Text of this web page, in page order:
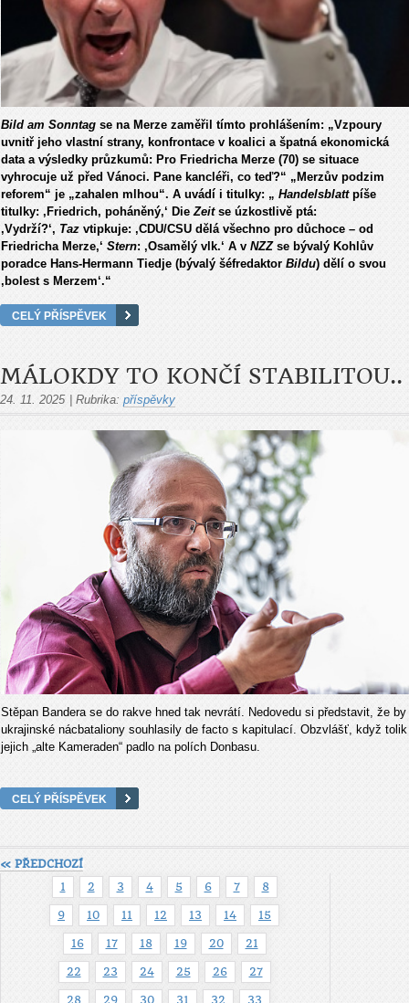
Bild am Sonntag se na Merze zaměřil tímto prohlášením: „Vzpoury
uvnitř jeho vlastní strany, konfrontace v koalici a špatná ekonomická
data a výsledky průzkumů: Pro Friedricha Merze (70) se situace
vyhrocuje už před Vánoci. Pane kancléři, co teď?“ „Merzův podzim
reforem“ je „zahalen mlhou“. A uvádí i titulky: „ Handelsblattpíše
titulky: ‚Friedrich, poháněný,‘ Die Zeitse úzkostlivě ptá:
‚Vydrží?‘, Taz vtipkuje: ‚CDU/CSU dělá všechno pro důchoce – od
Friedricha Merze,‘ Stern: ‚Osamělý vlk.‘ A v NZZse bývalý Kohlův
poradce Hans-Hermann Tiedje (bývalý šéfredaktor Bildu) dělí o svou
‚bolest s Merzem‘.“
CELÝ PŘÍSPĚVEK
MÁLOKDY TO KONČÍ STABILITOU..
24. 11. 2025 | Rubrika: příspěvky
Stěpan Bandera se do rakve hned tak nevrátí. Nedovedu si představit, že by
ukrajinské nácbataliony souhlasily de facto s kapitulací. Obzvlášť, když tolik
jejich „alte Kameraden“ padlo na polích Donbasu.
CELÝ PŘÍSPĚVEK
« PŘEDCHOZÍ
1
2 3 4 5 6 7 8
9 10 11 12 13 14 15
16 17 18 19 20 21
22 23 24 25 26 27
28 29 30 31 32 33